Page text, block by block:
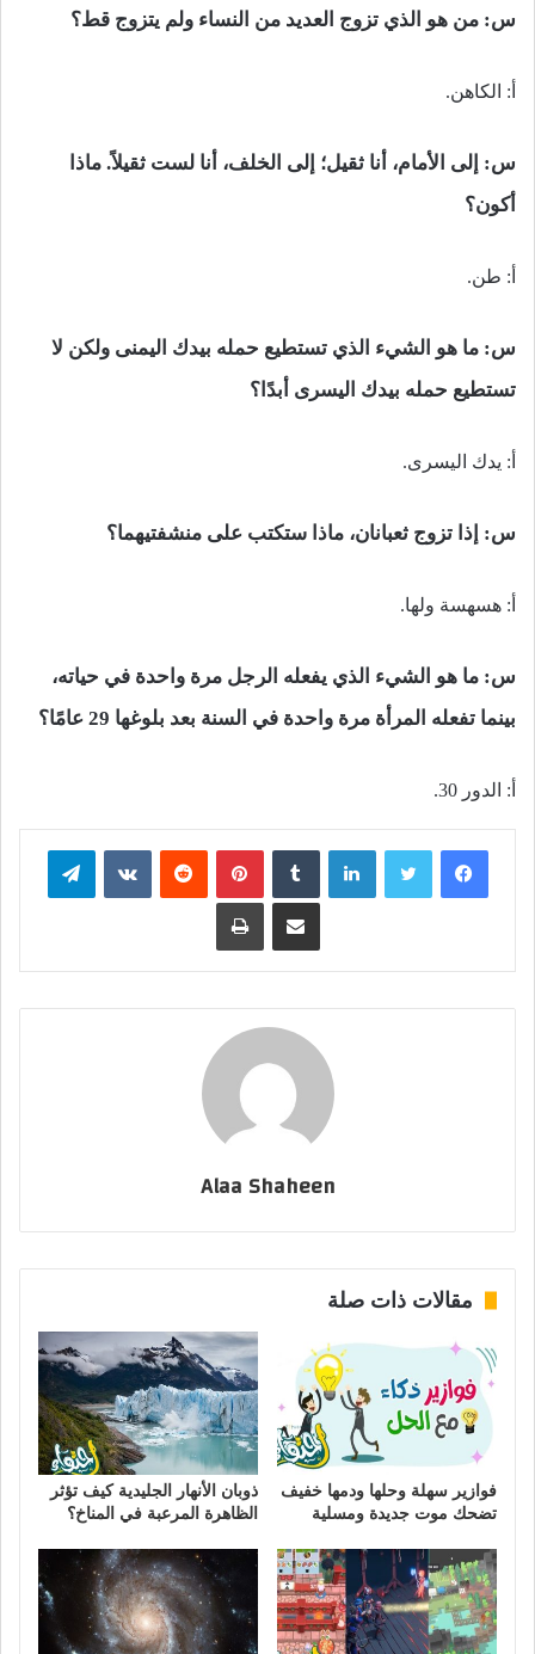
س: من هو الذي تزوج العديد من النساء ولم يتزوج قط؟
أ: الكاهن.
س: إلى الأمام، أنا ثقيل؛ إلى الخلف، أنا لست ثقيلاً. ماذا
أكون؟
أ: طن.
س: ما هو الشيء الذي تستطيع حمله بيدك اليمنى ولكن لا
تستطيع حمله بيدك اليسرى أبدًا؟
أ: يدك اليسرى.
س: إذا تزوج ثعبانان، ماذا ستكتب على منشفتيهما؟
أ: هسهسة ولها.
س: ما هو الشيء الذي يفعله الرجل مرة واحدة في حياته،
بينما تفعله المرأة مرة واحدة في السنة بعد بلوغها 29 عامًا؟
أ: الدور 30.
فيسبوكتويتر لينكدإن ‏Tumblr بينتيريست
‏Reddit
‏VKontakte تيلقرام
مشاركة عبر البريد طباعة
Alaa Shaheen
مقالات ذات صلة
فوازير سهلة وحلها ودمها خفيف
تضحك موت جديدة ومسلية
ذوبان الأنهار الجليدية كيف تؤثر
الظاهرة المرعبة في المناخ؟